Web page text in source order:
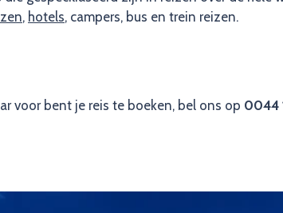
, hotels, campers, bus en trein reizen.
voor bent je reis te boeken, bel ons op 0044